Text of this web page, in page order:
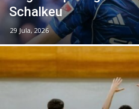
Schalkeu
29 Jula, 2026